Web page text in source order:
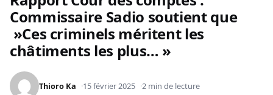
Commissaire Sadio soutient que
»Ces criminels méritent les
châtiments les plus… »
Thioro Ka 15 février 2025 2 min de lecture